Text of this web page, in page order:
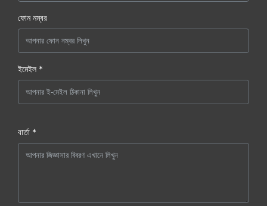
ফোন নম্বর
ইমেইল *
বার্তা *